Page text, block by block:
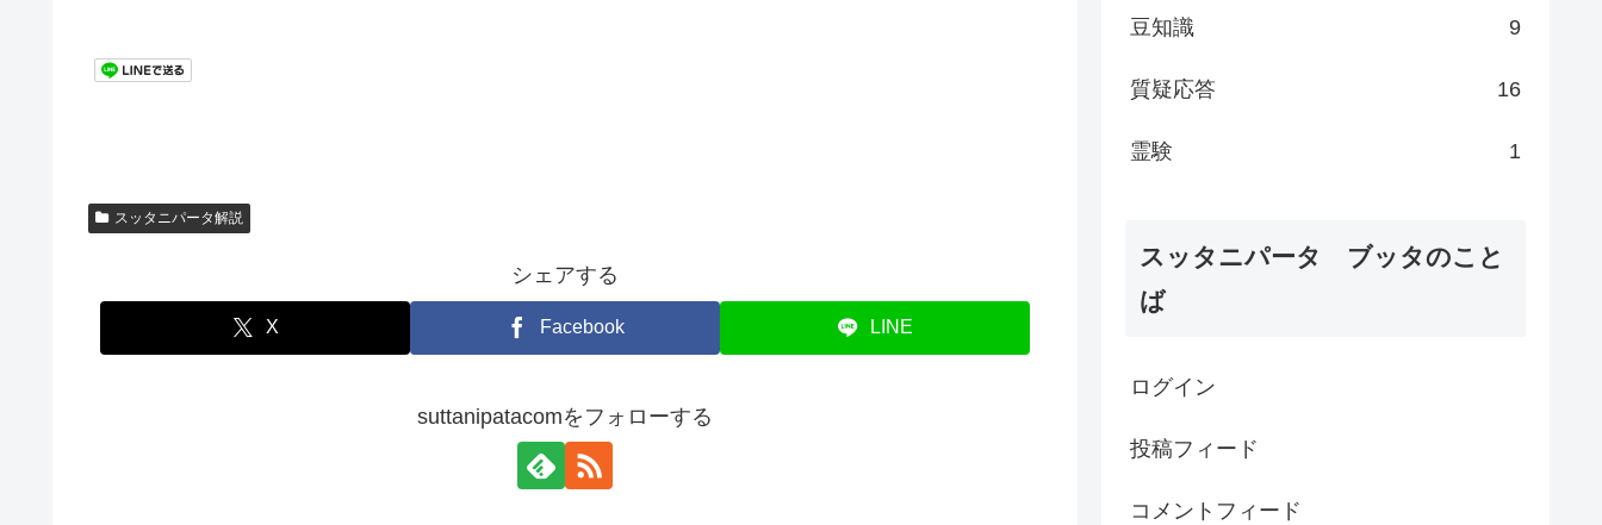
スッタニパータ解説
シェアする
X Facebook LINE
suttanipatacomをフォローする
豆知識 9
質疑応答 16
霊験 1
スッタニパータ ブッタのこと
ば
ログイン
投稿フィード
コメントフィード